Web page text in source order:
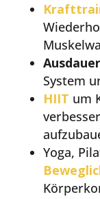
System
HIIT um
Yoga,